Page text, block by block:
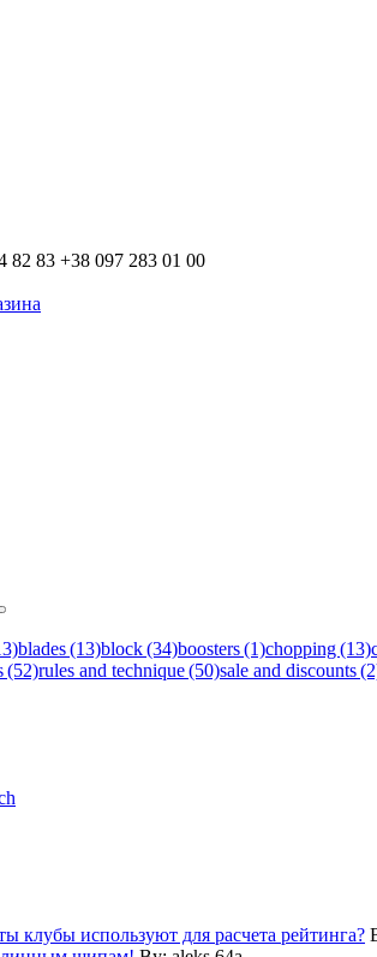
82 83 +38 097 283 01 00
blades (13)block (34)boosters (1)chopping (13)
(52)rules and technique (50)sale and discounts
клубы используют для расчета рейтинга?